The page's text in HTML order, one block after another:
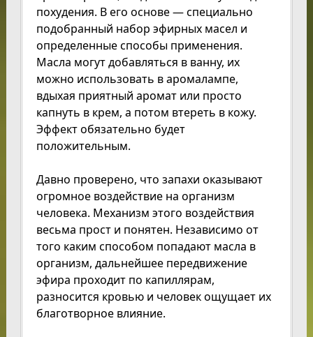
похудения. В его основе — специально
подобранный набор эфирных масел и
определенные способы применения.
Масла могут добавляться в ванну, их
можно использовать в аромалампе,
вдыхая приятный аромат или просто
капнуть в крем, а потом втереть в кожу.
Эффект обязательно будет
положительным.
Давно проверено, что запахи оказывают
огромное воздействие на организм
человека. Механизм этого воздействия
весьма прост и понятен. Независимо от
того каким способом попадают масла в
организм, дальнейшее передвижение
эфира проходит по капиллярам,
разносится кровью и человек ощущает их
благотворное влияние.